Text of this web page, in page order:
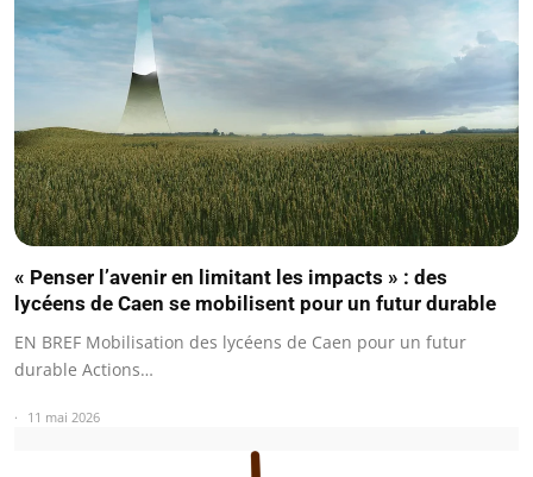
« Penser l’avenir en limitant les impacts » : des
lycéens de Caen se mobilisent pour un futur durable
EN BREF Mobilisation des lycéens de Caen pour un futur
durable Actions…
11 mai 2026